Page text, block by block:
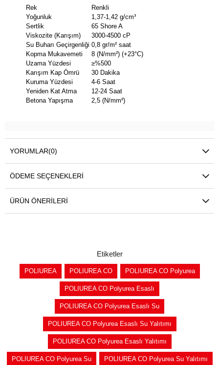
Rek
Renkli
Yoğunluk
1,37-1,42 g/cm³
Sertlik
65 Shore A
Viskozite (Karışım)
3000-4500 cP
Su Buharı Geçirgenliği 0,8 gr/m² saat
Kopma Mukavemeti
8 (N/mm²) (+23°C)
Uzama Yüzdesi
≥%500
Karışım Kap Ömrü
30 Dakika
Kuruma Yüzdesi
4-6 Saat
Yeniden Kat Atma
12-24 Saat
Betona Yapışma
2,5 (N/mm²)
YORUMLAR(0)
ÖDEME SEÇENEKLERI
ÜRÜN ÖNERILERI
Etiketler
POLIUREA POLIUREA CO POLIUREA CO Polyurea
POLIUREA CO Polyurea Esaslı
POLIUREA CO Polyurea Esaslı Su
POLIUREA CO Polyurea Esaslı Su Yalıtımı
POLIUREA CO Polyurea Esaslı Yalıtımı
POLIUREA CO Polyurea Su POLIUREA CO Polyurea Su Yalıtımı